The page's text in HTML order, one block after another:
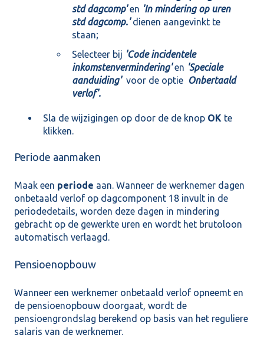
std dagcomp'en 'In mindering op uren
std dagcomp.'dienen aangevinkt te
staan;
Selecteer bij 'Code incidentele
inkomstenvermindering'en 'Speciale
aanduiding' voor de optie Onbertaald
verlof'.
Sla de wijzigingen op door de de knop OK te
klikken.
Periode aanmaken
Maak een periode aan. Wanneer de werknemer dagen
onbetaald verlof op dagcomponent 18 invult in de
periodedetails, worden deze dagen in mindering
gebracht op de gewerkte uren en wordt het brutoloon
automatisch verlaagd.
Pensioenopbouw
Wanneer een werknemer onbetaald verlof opneemt en
de pensioenopbouw doorgaat, wordt de
pensioengrondslag berekend op basis van het reguliere
salaris van de werknemer.